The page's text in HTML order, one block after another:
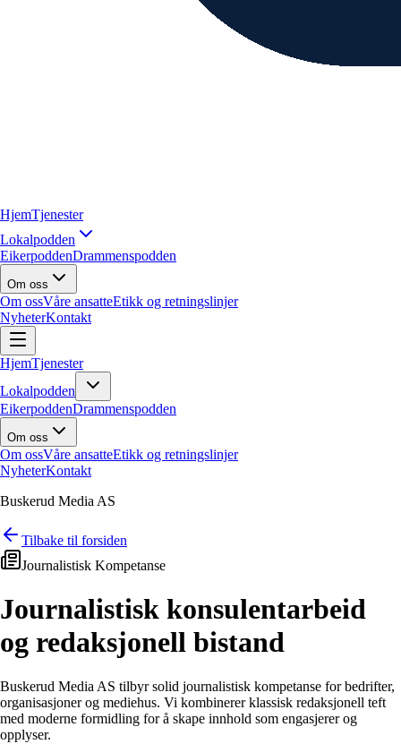
HjemTjenester
Lokalpodden
EikerpoddenDrammenspodden
Om oss
Om ossVåre ansatteEtikk og retningslinjer
NyheterKontakt
HjemTjenester
Lokalpodden
EikerpoddenDrammenspodden
Om oss
Om ossVåre ansatteEtikk og retningslinjer
NyheterKontakt
Buskerud Media AS
Tilbake til forsiden
Journalistisk Kompetanse
Journalistisk konsulentarbeid
og redaksjonell bistand
Buskerud Media AS tilbyr solid journalistisk kompetanse for bedrifter,
organisasjoner og mediehus. Vi kombinerer klassisk redaksjonell teft
med moderne formidling for å skape innhold som engasjerer og
opplyser.